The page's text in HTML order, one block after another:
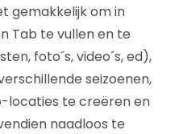
gemakkelijk om in
Tab te vullen en te
foto´s, video´s, ed),
seizoenen,
locaties te creëren en
naadloos te